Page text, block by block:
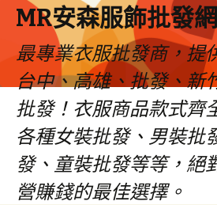
MR安森服飾批發網
最專業衣服批發商，提
台中、高雄、批發、新
批發！衣服商品款式齊
各種女裝批發、男裝批
發、童裝批發等等，絕
營賺錢的最佳選擇。